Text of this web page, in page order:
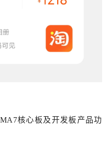
核心板及开发板产品功